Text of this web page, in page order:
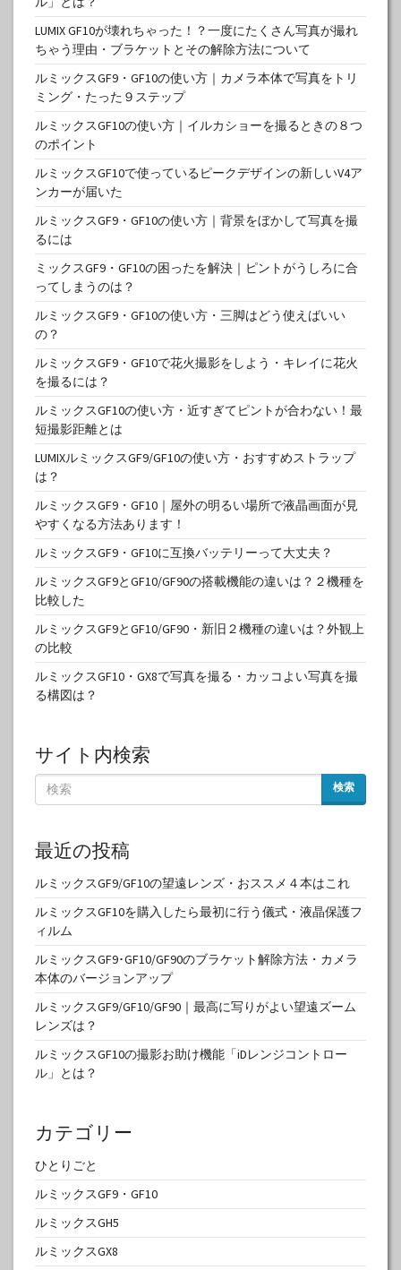
LUMIX GF10が壊れちゃった！？一度にたくさん写真が撮れ
ちゃう理由・ブラケットとその解除方法について
ルミックスGF9・GF10の使い方｜カメラ本体で写真をトリ
ミング・たった９ステップ
ルミックスGF10の使い方｜イルカショーを撮るときの８つ
のポイント
ルミックスGF10で使っているピークデザインの新しいV4ア
ンカーが届いた
ルミックスGF9・GF10の使い方｜背景をぼかして写真を撮
るには
ミックスGF9・GF10の困ったを解決｜ピントがうしろに合
ってしまうのは？
ルミックスGF9・GF10の使い方・三脚はどう使えばいい
の？
ルミックスGF9・GF10で花火撮影をしよう・キレイに花火
を撮るには？
ルミックスGF10の使い方・近すぎてピントが合わない！最
短撮影距離とは
LUMIXルミックスGF9/GF10の使い方・おすすめストラップ
は？
ルミックスGF9・GF10｜屋外の明るい場所で液晶画面が見
やすくなる方法あります！
ルミックスGF9・GF10に互換バッテリーって大丈夫？
ルミックスGF9とGF10/GF90の搭載機能の違いは？２機種を
比較した
ルミックスGF9とGF10/GF90・新旧２機種の違いは？外観上
の比較
ルミックスGF10・GX8で写真を撮る・カッコよい写真を撮
る構図は？
サイト内検索
検索
最近の投稿
ルミックスGF9/GF10の望遠レンズ・おススメ４本はこれ
ルミックスGF10を購入したら最初に行う儀式・液晶保護フ
ィルム
ルミックスGF9･GF10/GF90のブラケット解除方法・カメラ
本体のバージョンアップ
ルミックスGF9/GF10/GF90｜最高に写りがよい望遠ズーム
レンズは？
ルミックスGF10の撮影お助け機能「iDレンジコントロー
ル」とは？
カテゴリー
ひとりごと
ルミックスGF9・GF10
ルミックスGH5
ルミックスGX8